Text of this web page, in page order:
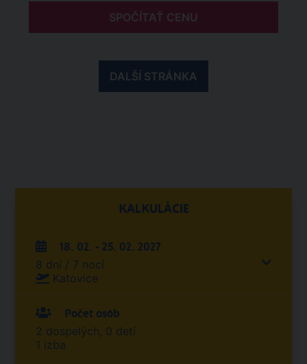
SPOČÍTAŤ CENU
DALŠÍ STRÁNKA
KALKULÁCIE
18. 02. - 25. 02. 2027
8 dní / 7 nocí
Katovice
Počet osôb
2 dospelých, 0 detí
1 izba